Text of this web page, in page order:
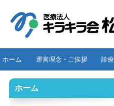
メインメニュー
ホーム 運営理念・ご挨拶 診
ホーム